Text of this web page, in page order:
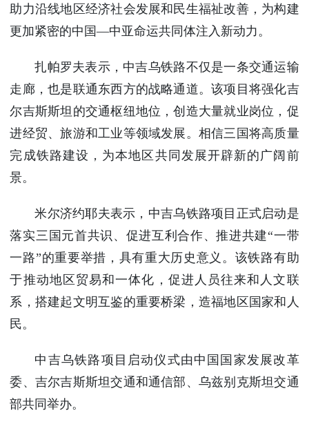
助力沿线地区经济社会发展和民生福祉改善，为构建
更加紧密的中国—中亚命运共同体注入新动力。
扎帕罗夫表示，中吉乌铁路不仅是一条交通运输
走廊，也是联通东西方的战略通道。该项目将强化吉
尔吉斯斯坦的交通枢纽地位，创造大量就业岗位，促
进经贸、旅游和工业等领域发展。相信三国将高质量
完成铁路建设，为本地区共同发展开辟新的广阔前
景。
米尔济约耶夫表示，中吉乌铁路项目正式启动是
落实三国元首共识、促进互利合作、推进共建“一带
一路”的重要举措，具有重大历史意义。该铁路有助
于推动地区贸易和一体化，促进人员往来和人文联
系，搭建起文明互鉴的重要桥梁，造福地区国家和人
民。
中吉乌铁路项目启动仪式由中国国家发展改革
委、吉尔吉斯斯坦交通和通信部、乌兹别克斯坦交通
部共同举办。